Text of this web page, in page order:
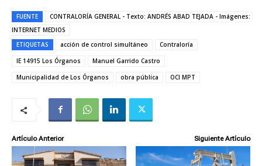
FUENTE
CONTRALORÍA GENERAL - Texto: ANDRÉS ABAD TEJADA - Imágenes:
INTERNET MEDIOS
ETIQUETAS
acción de control simultáneo
Contraloría
IE 14915 Los Órganos
Manuel Garrido Castro
Municipalidad de Los Órganos
obra pública OCI MPT
Artículo Anterior Siguiente Artículo